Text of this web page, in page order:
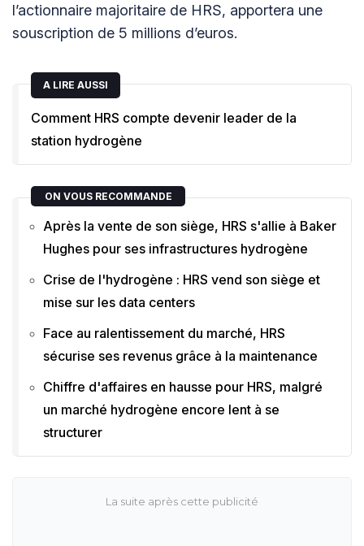
l’actionnaire majoritaire de HRS, apportera une
souscription de 5 millions d’euros.
A LIRE AUSSI
Comment HRS compte devenir leader de la
station hydrogène
ON VOUS RECOMMANDE
Après la vente de son siège, HRS s'allie à Baker
Hughes pour ses infrastructures hydrogène
Crise de l'hydrogène : HRS vend son siège et
mise sur les data centers
Face au ralentissement du marché, HRS
sécurise ses revenus grâce à la maintenance
Chiffre d'affaires en hausse pour HRS, malgré
un marché hydrogène encore lent à se
structurer